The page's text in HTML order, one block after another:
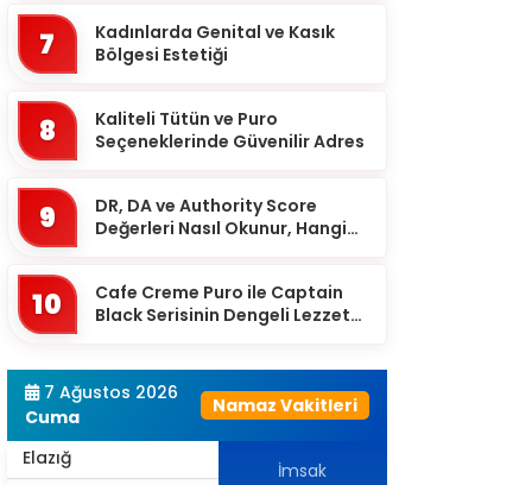
7
Kadınlarda Genital ve Kasık
Bölgesi Estetiği
8
Kaliteli Tütün ve Puro
Seçeneklerinde Güvenilir Adres
9
DR, DA ve Authority Score
Değerleri Nasıl Okunur, Hangi
10
Cafe Creme Puro ile Captain
Black Serisinin Dengeli Lezzet
7 Ağustos 2026
Cuma
Namaz Vakitleri
Bitlis
Bolu
Bursa
Çankırı
Denizli
Diyarbakır
Düzce
Edirne
Elazığ
İmsak